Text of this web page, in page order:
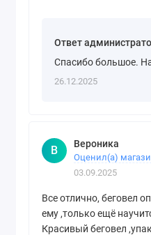
Ответ
Спасибо большое.
26.12.2025
В Вероника
Оценил(а)
03.09.2025
Все отлично, беговел
ему ,только ещё
Красивый беговел